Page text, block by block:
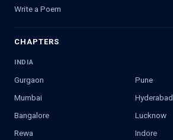
Write a Poem
CHAPTERS
INDIA
Gurgaon
Pune
Mumbai
Hyderabad
Bangalore
Lucknow
Rewa
Indore